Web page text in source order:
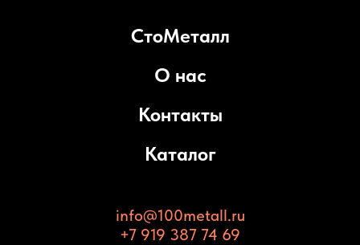
СтоМеталл
О нас
Контакты
Каталог
info@100metall.ru
+7 919 387 74 69